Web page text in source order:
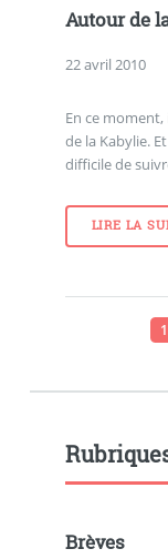
Autour de
22 avril 2010
En ce
de la Kabylie.
difficile de
LIRE LA
1
Brèves